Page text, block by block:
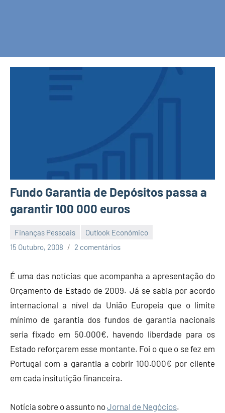
Fundo Garantia de Depósitos passa a
garantir 100 000 euros
Finanças Pessoais
Outlook Económico
15 Outubro, 2008
Economia
Finanças
2 comentários
É uma das notícias que acompanha a apresentação do
Orçamento de Estado de 2009. Já se sabia por acordo
internacional a nível da União Europeia que o limite
mínimo de garantia dos fundos de garantia nacionais
seria fixado em 50.000€, havendo liberdade para os
Estado reforçarem esse montante. Foi o que o se fez em
Portugal com a garantia a cobrir 100.000€ por cliente
em cada insitutição financeira.
Notícia sobre o assunto noJornal de Negócios.